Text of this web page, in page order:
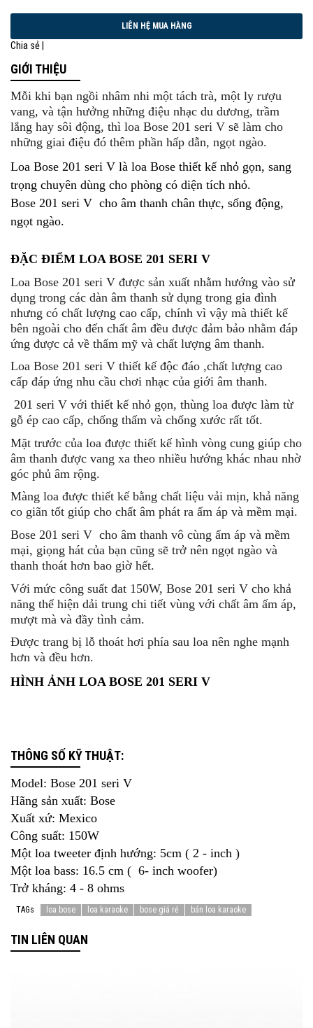
Chia sẻ |
GIỚI THIỆU
Mỗi khi bạn ngồi nhâm nhi một tách trà, một ly rượu
vang, và tận hưởng những điệu nhạc du dương, trầm
lắng hay sôi động, thì loa Bose 201 seri V sẽ làm cho
những giai điệu đó thêm phần hấp dẫn, ngọt ngào.
Loa Bose 201 seri V là loa Bose thiết kế nhỏ gọn, sang
trọng chuyên dùng cho phòng có diện tích nhỏ.
Bose 201 seri V cho âm thanh chân thực, sống động,
ngọt ngào.
ĐẶC ĐIỂM LOA BOSE 201 SERI V
Loa Bose 201 seri V được sản xuất nhằm hướng vào sử
dụng trong các dàn âm thanh sử dụng trong gia đình
nhưng có chất lượng cao cấp, chính vì vậy mà thiết kế
bên ngoài cho đến chất âm đều được đảm bảo nhằm đáp
ứng được cả về thẩm mỹ và chất lượng âm thanh.
Loa Bose 201 seri V thiết kế độc đáo ,chất lượng cao
cấp đáp ứng nhu cầu chơi nhạc của giới âm thanh.
201 seri V với thiết kế nhỏ gọn, thùng loa được làm từ
gỗ ép cao cấp, chống thấm và chống xước rất tốt.
Mặt trước của loa được thiết kế hình vòng cung giúp cho
âm thanh được vang xa theo nhiều hướng khác nhau nhờ
góc phủ âm rộng.
Màng loa được thiết kế bằng chất liệu vải mịn, khả năng
co giãn tốt giúp cho chất âm phát ra ấm áp và mềm mại.
Bose 201 seri V cho âm thanh vô cùng ấm áp và mềm
mại, giọng hát của bạn cũng sẽ trở nên ngọt ngào và
thanh thoát hơn bao giờ hết.
Với mức công suất đat 150W, Bose 201 seri V cho khả
năng thể hiện dải trung chi tiết vùng với chất âm ấm áp,
mượt mà và đầy tình cảm.
Được trang bị lỗ thoát hơi phía sau loa nên nghe mạnh
hơn và đều hơn.
HÌNH ẢNH LOA BOSE 201 SERI V
THÔNG SỐ KỸ THUẬT:
Model: Bose 201 seri V
Hãng sản xuất: Bose
Xuất xứ: Mexico
Công suất: 150W
Một loa tweeter định hướng: 5cm ( 2 - inch )
Một loa bass: 16.5 cm ( 6- inch woofer)
Trở kháng: 4 - 8 ohms
TAGs loa bose loa karaoke bose giá rẻ bán loa karaoke
TIN LIÊN QUAN